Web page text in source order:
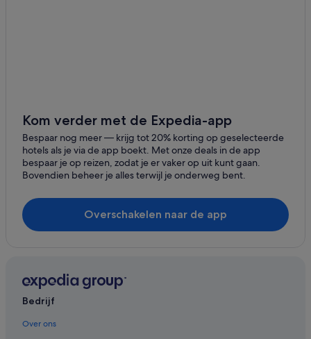
Kom verder met de Expedia-app
Bespaar nog meer ― krijg tot 20% korting op geselecteerde
hotels als je via de app boekt. Met onze deals in de app
bespaar je op reizen, zodat je er vaker op uit kunt gaan.
Bovendien beheer je alles terwijl je onderweg bent.
Overschakelen naar de app
Bedrijf
Over ons